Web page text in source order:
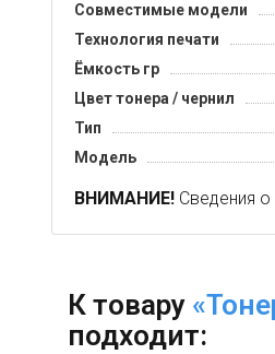
Совместимые модели
Технология печати
Ёмкость гр
Цвет тонера / чернил
Тип
Модель
ВНИМАНИЕ! Сведения
К товару
подходит: